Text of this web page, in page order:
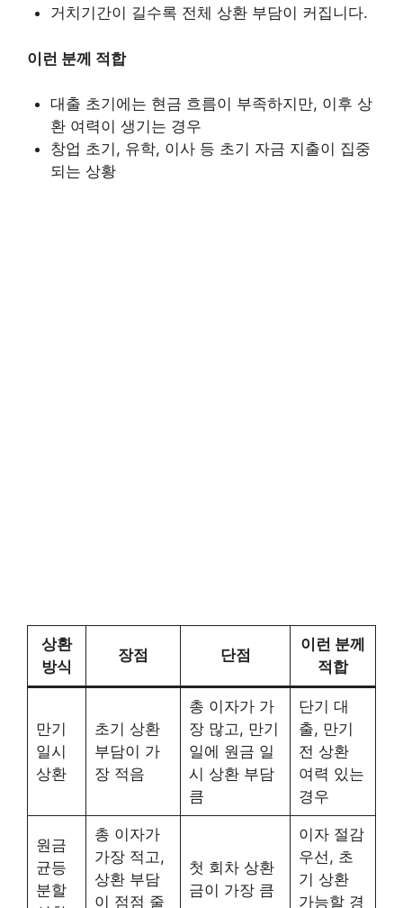
거치기간이 길수록 전체 상환 부담이 커집니다.
이런 분께 적합
대출 초기에는 현금 흐름이 부족하지만, 이후 상
환 여력이 생기는 경우
창업 초기, 유학, 이사 등 초기 자금 지출이 집중
되는 상황
상환
방식
장점 단점
이런 분께
적합
만기
일시
상환
초기 상환
부담이 가
장 적음
총 이자가 가
장 많고, 만기
일에 원금 일
시 상환 부담
큼
단기 대
출, 만기
전 상환
여력 있는
경우
원금
균등
분할
총 이자가
가장 적고,
상환 부담
이 점점 줄
첫 회차 상환
금이 가장 큼
이자 절감
우선, 초
기 상환
가능할 경